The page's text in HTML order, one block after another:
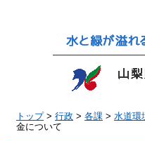
トップ> 行政 > 各課 > 水道環
金について